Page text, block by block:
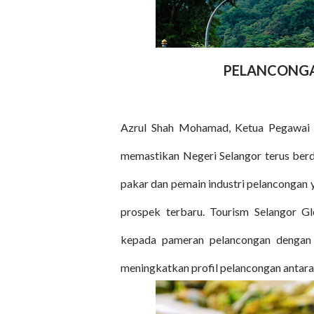
Azrul Shah Mohamad, Ketua
memastikan Negeri Selangor terus
pakar dan pemain industri
prospek terbaru. Tourism Selangor
kepada pameran pelancongan
meningkatkan profil pelancongan